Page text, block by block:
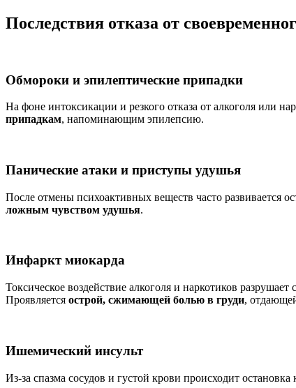
Последствия отказа от
Обмороки и эпилептические припадки
На фоне интоксикации и резкого отказа от алкоголя или
припадкам, напоминающим эпилепсию.
Панические атаки и приступы удушья
После отмены психоактивных веществ часто развивается
ложным чувством удушья.
Инфаркт миокарда
Токсическое воздействие алкоголя и наркотиков
Проявляется острой, сжимающей болью в груди,
Ишемический инсульт
Из-за спазма сосудов и густой крови происходит